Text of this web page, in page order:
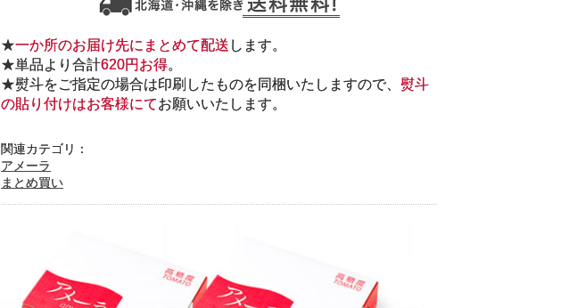
★一か所のお届け先にまとめて配送 します。
★単品より合計620円お得。
★熨斗をご指定の場合は印刷したものを同梱いたしますので、 熨斗
の貼り付けはお客様にてお願いいたします。
関連カテゴリ：
アメーラ
まとめ買い